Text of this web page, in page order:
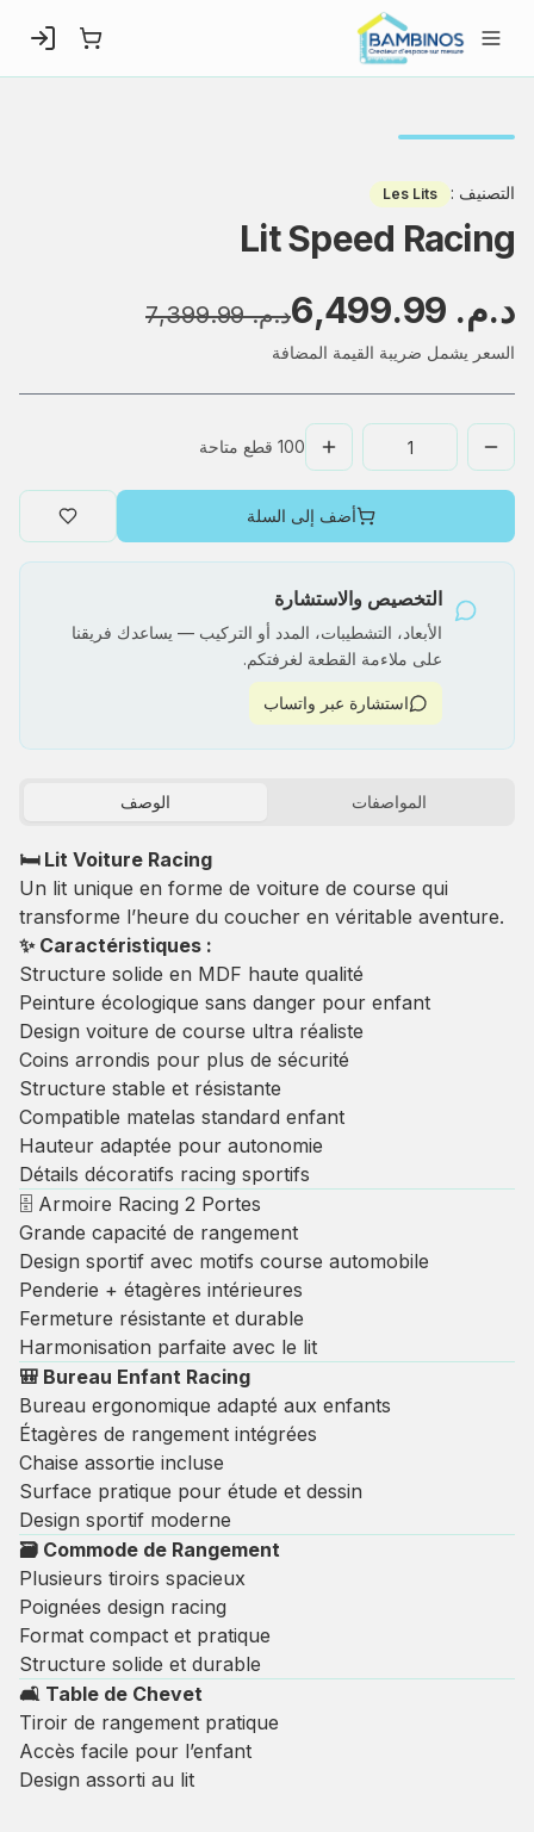
التصنيف :
Les Lits
Lit Speed Racing
د.م.‏ 6,499.99
د.م.‏ 7,399.99
السعر يشمل ضريبة القيمة المضافة
100 قطع متاحة
أضف إلى السلة
التخصيص والاستشارة
الأبعاد، التشطيبات، المدد أو التركيب — يساعدك فريقنا
على ملاءمة القطعة لغرفتكم.
استشارة عبر واتساب
الوصف المواصفات
🛏 Lit Voiture Racing
Un lit unique en forme de voiture de course qui
transforme l’heure du coucher en véritable aventure.
✨ Caractéristiques :
Structure solide en MDF haute qualité
Peinture écologique sans danger pour enfant
Design voiture de course ultra réaliste
Coins arrondis pour plus de sécurité
Structure stable et résistante
Compatible matelas standard enfant
Hauteur adaptée pour autonomie
Détails décoratifs racing sportifs
🗄 Armoire Racing 2 Portes
Grande capacité de rangement
Design sportif avec motifs course automobile
Penderie + étagères intérieures
Fermeture résistante et durable
Harmonisation parfaite avec le lit
🎒 Bureau Enfant Racing
Bureau ergonomique adapté aux enfants
Étagères de rangement intégrées
Chaise assortie incluse
Surface pratique pour étude et dessin
Design sportif moderne
🗃 Commode de Rangement
Plusieurs tiroirs spacieux
Poignées design racing
Format compact et pratique
Structure solide et durable
🛋 Table de Chevet
Tiroir de rangement pratique
Accès facile pour l’enfant
Design assorti au lit